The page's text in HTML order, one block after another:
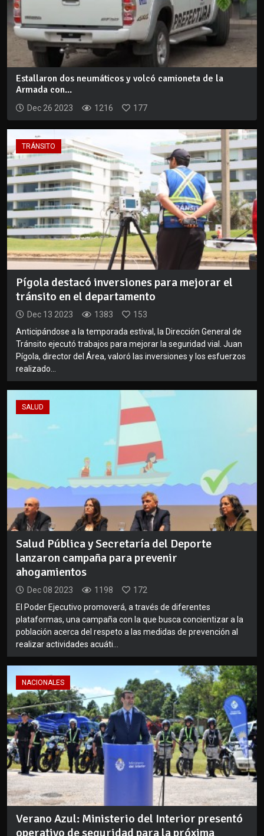
Estallaron dos neumáticos y volcó camioneta de la
Armada con...
Dec 26 2023 1216 177
TRÁNSITO
Pígola destacó inversiones para mejorar el
tránsito en el departamento
Dec 13 2023 1383
153
Anticipándose a la temporada estival, la Dirección General de
Tránsito ejecutó trabajos para mejorar la seguridad vial. Juan
Pígola, director del Área, valoró las inversiones y los esfuerzos
realizado...
SALUD
Salud Pública y Secretaría del Deporte
lanzaron campaña para prevenir
ahogamientos
Dec 08 2023 1198
172
El Poder Ejecutivo promoverá, a través de diferentes
plataformas, una campaña con la que busca concientizar a la
población acerca del respeto a las medidas de prevención al
realizar actividades acuáti...
NACIONALES
Verano Azul: Ministerio del Interior presentó
operativo de seguridad para la próxima